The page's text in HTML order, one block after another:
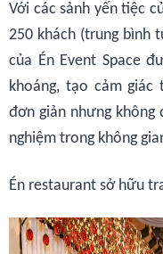
Với các sảnh yến tiệc
250 khách (trung bình
của Én Event Space
khoáng, tạo cảm
đơn giản nhưng
nghiệm trong không
Én restaurant sở hữu